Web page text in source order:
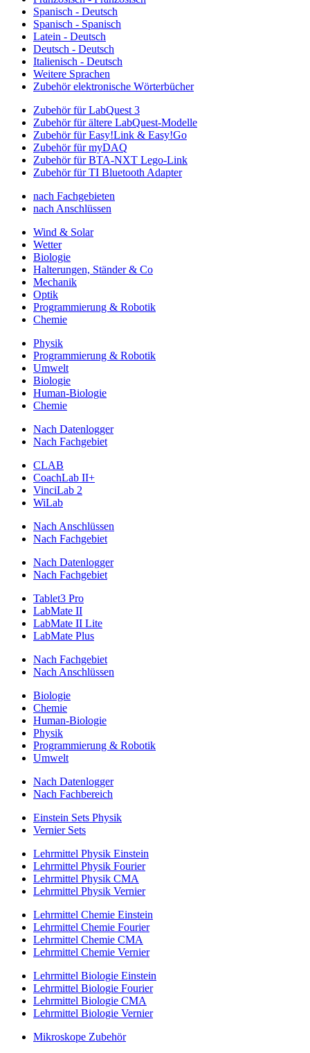
Spanisch - Deutsch
Spanisch - Spanisch
Latein - Deutsch
Deutsch - Deutsch
Italienisch - Deutsch
Weitere Sprachen
Zubehör elektronische Wörterbücher
Zubehör für LabQuest 3
Zubehör für ältere LabQuest-Modelle
Zubehör für Easy!Link & Easy!Go
Zubehör für myDAQ
Zubehör für BTA-NXT Lego-Link
Zubehör für TI Bluetooth Adapter
nach Fachgebieten
nach Anschlüssen
Wind & Solar
Wetter
Biologie
Halterungen, Ständer & Co
Mechanik
Optik
Programmierung & Robotik
Chemie
Physik
Programmierung & Robotik
Umwelt
Biologie
Human-Biologie
Chemie
Nach Datenlogger
Nach Fachgebiet
CLAB
CoachLab II+
VinciLab 2
WiLab
Nach Anschlüssen
Nach Fachgebiet
Nach Datenlogger
Nach Fachgebiet
Tablet3 Pro
LabMate II
LabMate II Lite
LabMate Plus
Nach Fachgebiet
Nach Anschlüssen
Biologie
Chemie
Human-Biologie
Physik
Programmierung & Robotik
Umwelt
Nach Datenlogger
Nach Fachbereich
Einstein Sets Physik
Vernier Sets
Lehrmittel Physik Einstein
Lehrmittel Physik Fourier
Lehrmittel Physik CMA
Lehrmittel Physik Vernier
Lehrmittel Chemie Einstein
Lehrmittel Chemie Fourier
Lehrmittel Chemie CMA
Lehrmittel Chemie Vernier
Lehrmittel Biologie Einstein
Lehrmittel Biologie Fourier
Lehrmittel Biologie CMA
Lehrmittel Biologie Vernier
Mikroskope Zubehör